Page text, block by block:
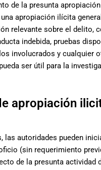
de la presunta
apropiación ilícita
relevante sobre el delito,
indebida, pruebas
involucrados y cualquier
ser útil para la
apropiación
las autoridades pueden
(sin requerimiento
de la presunta actividad